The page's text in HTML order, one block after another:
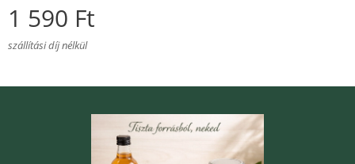
1 590 Ft
szállítási díj nélkül